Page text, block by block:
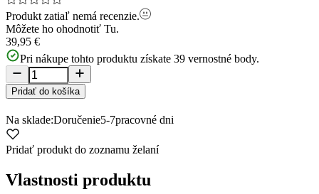
Produkt zatiaľ nemá recenzie.
Môžete ho ohodnotiť Tu.
39,95 €
Pri nákupe tohto produktu získate 39 vernostné body.
Pridať do košíka
Na sklade:Doručenie5-7pracovné dni
Pridať produkt do zoznamu želaní
Vlastnosti produktu